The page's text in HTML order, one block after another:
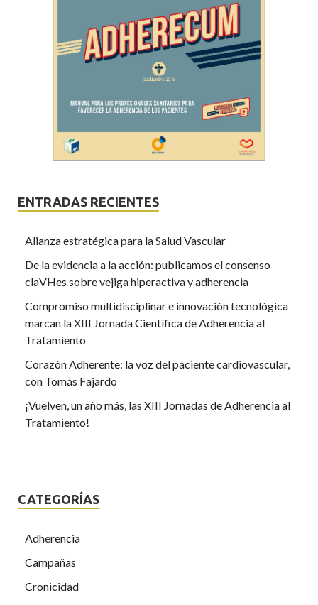
ENTRADAS RECIENTES
Alianza estratégica para la Salud Vascular
De la evidencia a la acción: publicamos el consenso
claVHes sobre vejiga hiperactiva y adherencia
Compromiso multidisciplinar e innovación tecnológica
marcan la XIII Jornada Científica de Adherencia al
Tratamiento
Corazón Adherente: la voz del paciente cardiovascular,
con Tomás Fajardo
¡Vuelven, un año más, las XIII Jornadas de Adherencia al
Tratamiento!
CATEGORÍAS
Adherencia
Campañas
Cronicidad